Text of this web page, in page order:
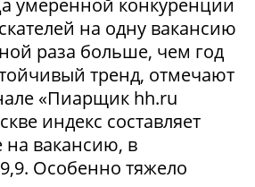
на одну вакансию
раза больше, чем год
тренд, отмечают
«Пиарщик hh.ru
индекс составляет
на вакансию, в
Особенно тяжело